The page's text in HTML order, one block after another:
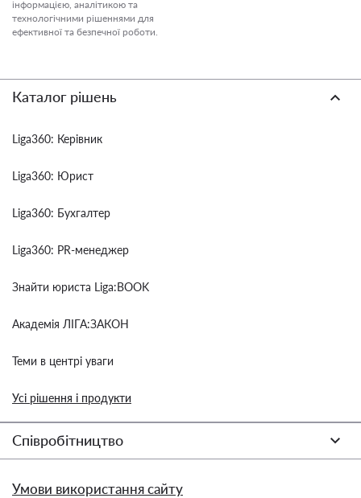
інформацією, аналітикою та
технологічними рішеннями для
ефективної та безпечної роботи.
Каталог рішень
Liga360: Керівник
Liga360: Юрист
Liga360: Бухгалтер
Liga360: PR-менеджер
Знайти юриста Liga:BOOK
Академія ЛІГА:ЗАКОН
Теми в центрі уваги
Усі рішення і продукти
Співробітництво
Умови використання сайту